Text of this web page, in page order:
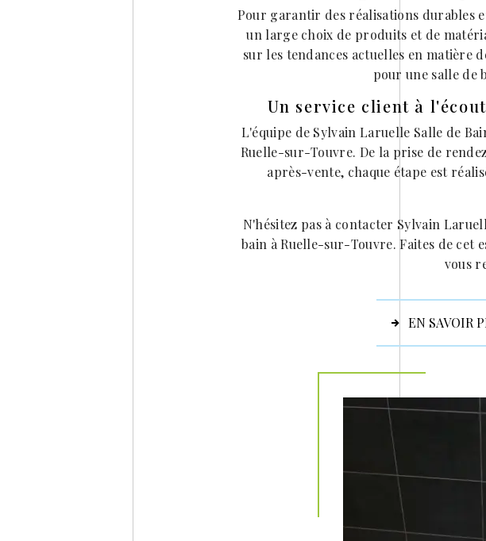
Pour garantir des réalisations durables
un large choix de produits et de
sur les tendances actuelles en matière
pour une salle de
Un service client à
L'équipe de Sylvain Laruelle Salle de
Ruelle-sur-Touvre. De la prise de
après-vente, chaque étape est
N'hésitez pas à contacter Sylvain
bain à Ruelle-sur-Touvre. Faites de cet
vous
EN SAVOIR